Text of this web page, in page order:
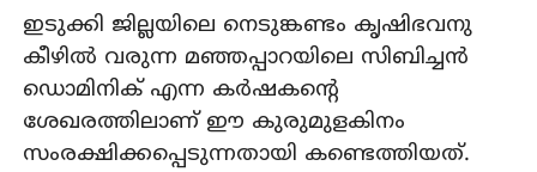
ഇടുക്കി ജില്ലയിലെ നെടുങ്കണ്ടം കൃഷിഭവനു
കീഴില്‍ വരുന്ന മഞ്ഞപ്പാറയിലെ സിബിച്ചന്‍
ഡൊമിനിക് എന്ന കര്‍ഷകന്റെ
ശേഖരത്തിലാണ് ഈ കുരുമുളകിനം
സംരക്ഷിക്കപ്പെടുന്നതായി കണ്ടെത്തിയത്.